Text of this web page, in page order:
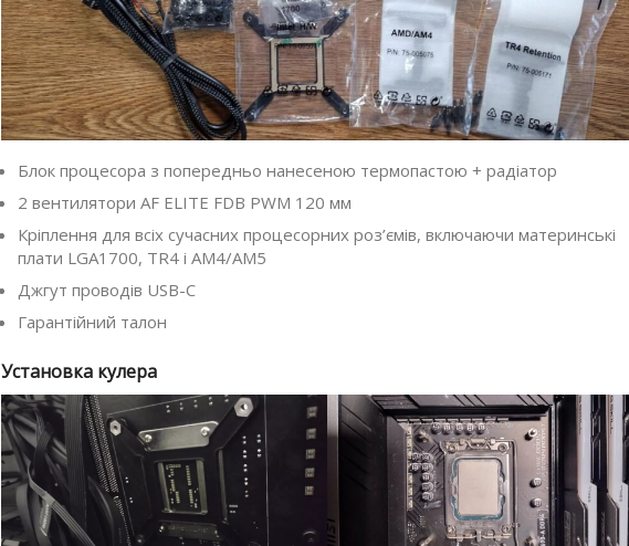
Блок процесора з попередньо нанесеною термопастою + радіатор
2 вентилятори AF ELITE FDB PWM 120 мм
Кріплення для всіх сучасних процесорних роз’ємів, включаючи материнські
плати LGA1700, TR4 і AM4/AM5
Джгут проводів USB-C
Гарантійний талон
Установка кулера